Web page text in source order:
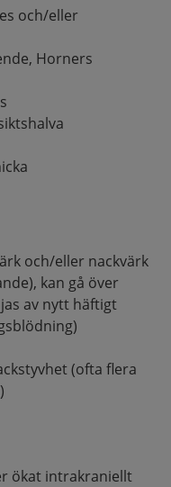
och/eller
Horners
och/eller nackvärk
kan gå över
av nytt häftigt
(ofta flera
ökat intrakraniellt